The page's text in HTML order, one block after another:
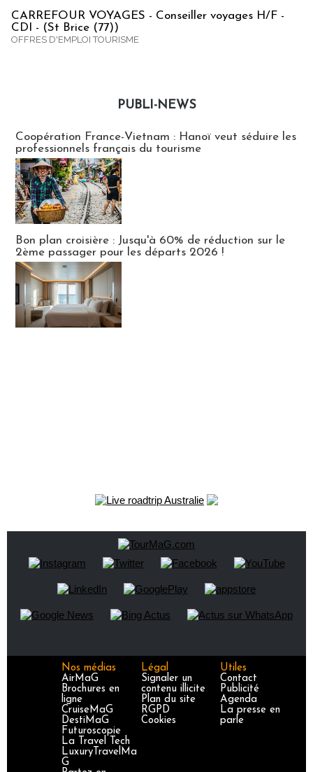
CARREFOUR VOYAGES - Conseiller voyages H/F -
CDI - (St Brice (77))
OFFRES D'EMPLOI TOURISME
PUBLI-NEWS
Coopération France-Vietnam : Hanoï veut séduire les
professionnels français du tourisme
Bon plan croisière : Jusqu'à 60% de réduction sur le
2ème passager pour les départs 2026 !
Nos médias
AirMaG
Brochures en
ligne
CruiseMaG
DestiMaG
Futuroscopie
La Travel Tech
LuxuryTravelMa
G
Légal
Signaler un
contenu illicite
Plan du site
RGPD
Cookies
Utiles
Contact
Publicité
Agenda
La presse en
parle